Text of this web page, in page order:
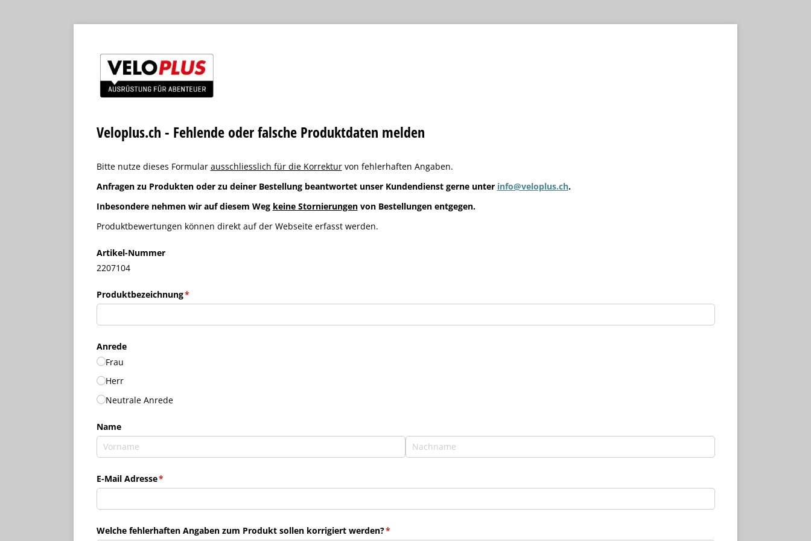
Veloplus.ch - Fehlende oder falsche Produktdaten melden
Bitte nutze dieses Formular ausschliesslich für die Korrekturvon fehlerhaften Angaben.
Anfragen zu Produkten oder zu deiner Bestellung beantwortet unser Kundendienst gerne unter info@veloplus.ch.
Inbesondere nehmen wir auf diesem Weg keine Stornierungenvon Bestellungen entgegen.
Produktbewertungen können direkt auf der Webseite erfasst werden.
Artikel-Nummer
2207104
Produktbezeichnung*
(erforderlich)
Anrede
Frau
Herr
Neutrale Anrede
Name
E-Mail Adresse*
(erforderlich)
Welche fehlerhaften Angaben zum Produkt sollen korrigiert werden?*
(erforderlich)